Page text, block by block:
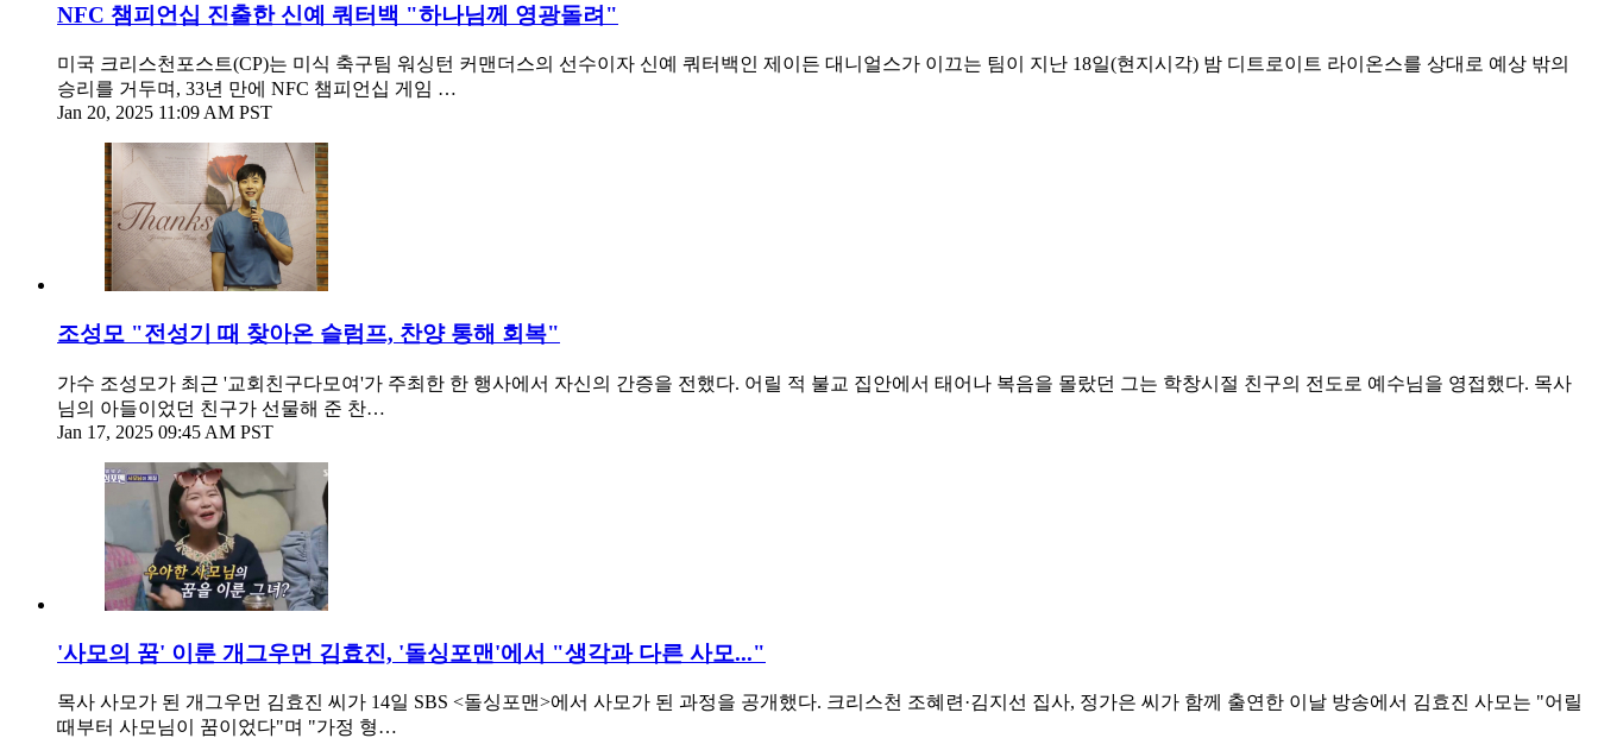
NFC 챔피언십 진출한 신예 쿼터백 "하나님께 영광돌려"
미국 크리스천포스트(CP)는 미식 축구팀 워싱턴 커맨더스의 선수이자 신예 쿼터백인 제이든 대니얼스가 이끄는 팀이 지난 18일(현지시각) 밤 디트로이트 라이온스를 상대로 예상 밖의
승리를 거두며, 33년 만에 NFC 챔피언십 게임 …
Jan 20, 2025 11:09 AM PST
조성모 "전성기 때 찾아온 슬럼프, 찬양 통해 회복"
가수 조성모가 최근 '교회친구다모여'가 주최한 한 행사에서 자신의 간증을 전했다. 어릴 적 불교 집안에서 태어나 복음을 몰랐던 그는 학창시절 친구의 전도로 예수님을 영접했다. 목사
님의 아들이었던 친구가 선물해 준 찬…
Jan 17, 2025 09:45 AM PST
'사모의 꿈' 이룬 개그우먼 김효진, '돌싱포맨'에서 "생각과 다른 사모..."
목사 사모가 된 개그우먼 김효진 씨가 14일 SBS <돌싱포맨>에서 사모가 된 과정을 공개했다. 크리스천 조혜련·김지선 집사, 정가은 씨가 함께 출연한 이날 방송에서 김효진 사모는 "어릴
때부터 사모님이 꿈이었다"며 "가정 형…